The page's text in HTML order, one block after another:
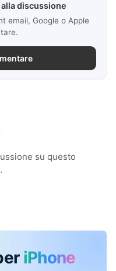
discussione
email, Google o Apple
su questo
iPhone